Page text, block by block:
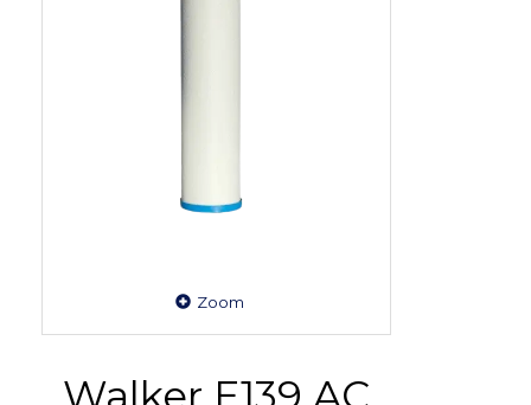
Zoom
Walker E139 AC